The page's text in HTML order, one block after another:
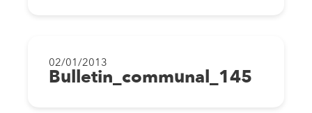
02/01/2013
Bulletin_communal_145